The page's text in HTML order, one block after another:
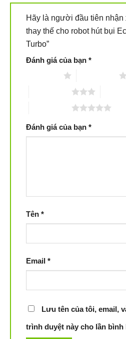
Hãy là người đầu tiên nhận
thay thế cho robot hút bụi
Turbo”
Đánh giá của bạn *
Đánh giá của bạn *
Tên *
Email *
Lưu tên của tôi, email,
trình duyệt này cho lần bình